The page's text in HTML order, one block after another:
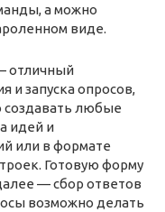
а можно
виде.
отличный
и запуска опросов,
создавать любые
идей и
или в формате
Готовую форму
— сбор ответов
возможно делать